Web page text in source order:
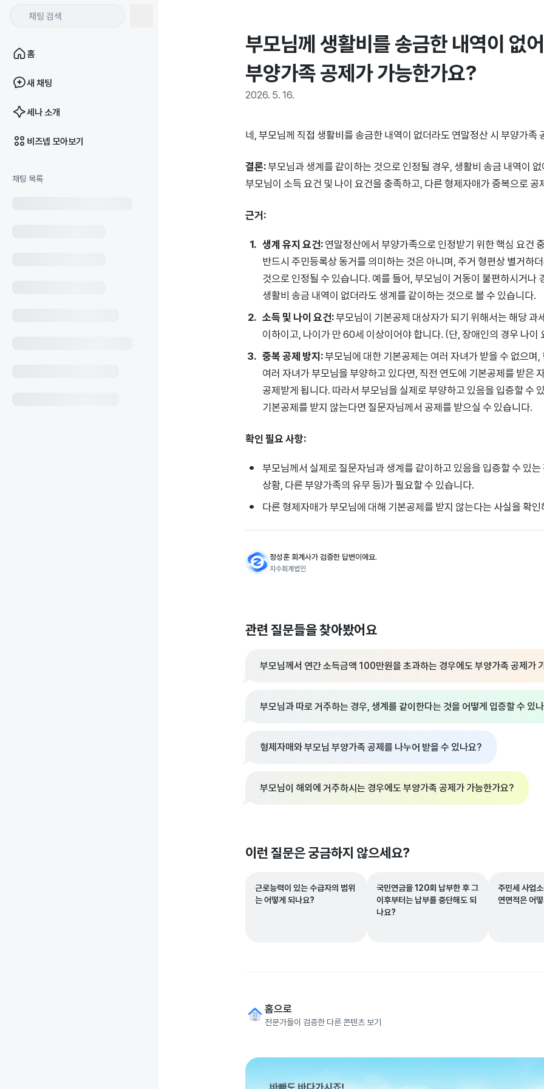
홈
새 채팅
세나 소개
비즈넵 모아보기
채팅 목록
부모님께 생활비를 송금한 내역이 없
부양가족 공제가 가능한가요?
2026. 5. 16.
네, 부모님께 직접 생활비를 송금한 내역이 없더라도 연말정산 시 부양가족
결론:부모님과 생계를 같이하는 것으로 인정될 경우, 생활비 송금 내역이
부모님이 소득 요건 및 나이 요건을 충족하고, 다른 형제자매가 중복으로
근거:
생계 유지 요건:연말정산에서 부양가족으로 인정받기 위한 핵심 요건
반드시 주민등록상 동거를 의미하는 것은 아니며, 주거 형편상 별거하
것으로 인정될 수 있습니다. 예를 들어, 부모님이 거동이 불편하시거나
생활비 송금 내역이 없더라도 생계를 같이하는 것으로 볼 수 있습니다.
소득 및 나이 요건:부모님이 기본공제 대상자가 되기 위해서는 해당
이하이고, 나이가 만 60세 이상이어야 합니다. (단, 장애인의 경우 나이
중복 공제 방지:부모님에 대한 기본공제는 여러 자녀가 받을 수 없으
여러 자녀가 부모님을 부양하고 있다면, 직전 연도에 기본공제를 받은
공제받게 됩니다. 따라서 부모님을 실제로 부양하고 있음을 입증할 수
기본공제를 받지 않는다면 질문자님께서 공제를 받으실 수 있습니다.
확인 필요 사항:
부모님께서 실제로 질문자님과 생계를 같이하고 있음을 입증할 수 있
상황, 다른 부양가족의 유무 등)가 필요할 수 있습니다.
다른 형제자매가 부모님에 대해 기본공제를 받지 않는다는 사실을 확
정성훈 회계사가 검증한 답변이에요.
지수회계법인
관련 질문들을 찾아봤어요
부모님께서 연간 소득금액 100만원을 초과하는 경우에도 부양가족 공제가
부모님과 따로 거주하는 경우, 생계를 같이한다는 것을 어떻게 입증할 수 있
형제자매와 부모님 부양가족 공제를 나누어 받을 수 있나요?
부모님이 해외에 거주하시는 경우에도 부양가족 공제가 가능한가요?
이런 질문은 궁금하지 않으세요?
근로능력이 있는 수급자의 범위
는 어떻게 되나요?
국민연금을 120회 납부한 후 그
이후부터는 납부를 중단해도 되
나요?
주민세 사업
연면적은 어
홈으로
전문가들이 검증한 다른 콘텐츠 보기